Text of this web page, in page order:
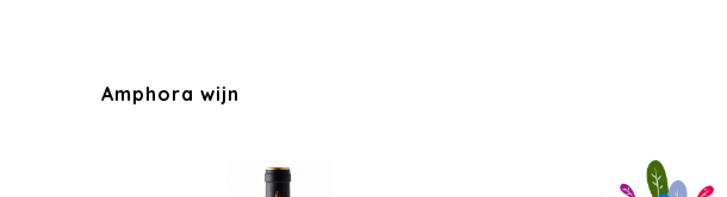
Amphora wijn